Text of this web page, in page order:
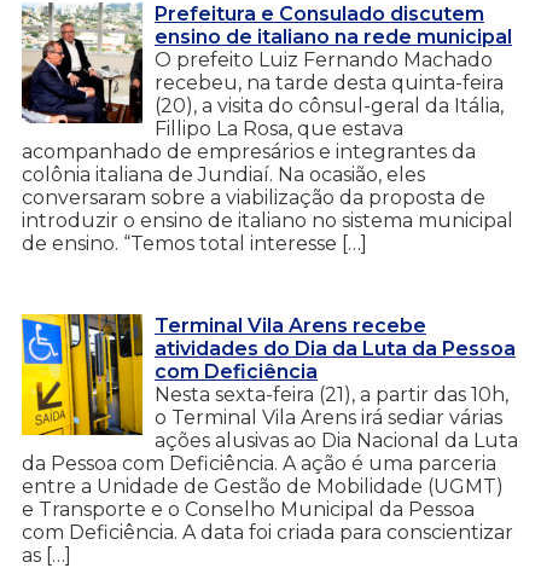
Prefeitura e Consulado discutem
ensino de italiano na rede municipal
O prefeito Luiz Fernando Machado
recebeu, na tarde desta quinta-feira
(20), a visita do cônsul-geral da Itália,
Fillipo La Rosa, que estava
acompanhado de empresários e integrantes da
colônia italiana de Jundiaí. Na ocasião, eles
conversaram sobre a viabilização da proposta de
introduzir o ensino de italiano no sistema municipal
de ensino. “Temos total interesse […]
Terminal Vila Arens recebe
atividades do Dia da Luta da Pessoa
com Deficiência
Nesta sexta-feira (21), a partir das 10h,
o Terminal Vila Arens irá sediar várias
ações alusivas ao Dia Nacional da Luta
da Pessoa com Deficiência. A ação é uma parceria
entre a Unidade de Gestão de Mobilidade (UGMT)
e Transporte e o Conselho Municipal da Pessoa
com Deficiência. A data foi criada para conscientizar
as […]